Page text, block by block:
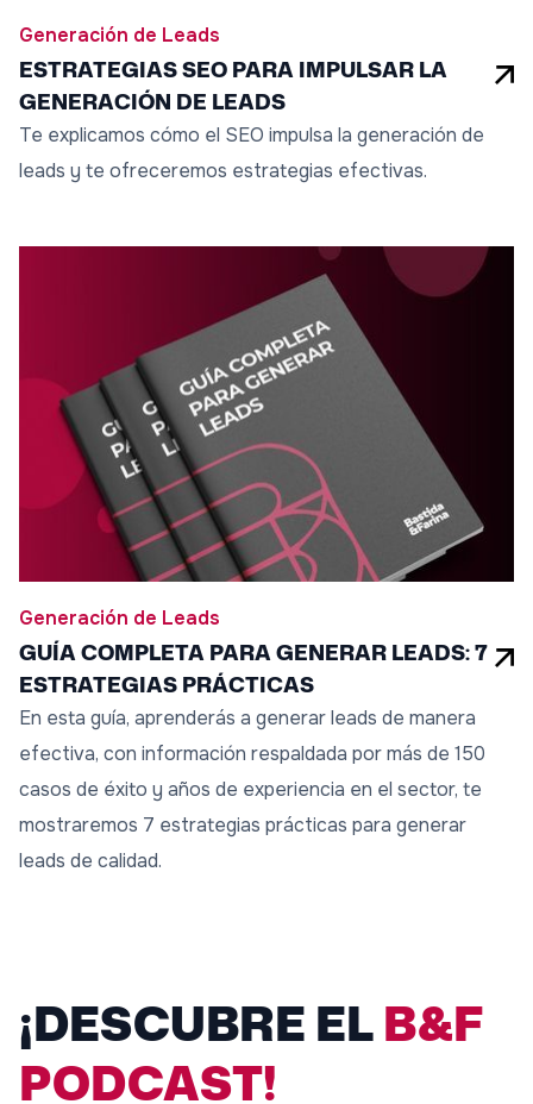
Generación de Leads
ESTRATEGIAS SEO PARA IMPULSAR LA
GENERACIÓN DE LEADS
Te explicamos cómo el SEO impulsa la generación de
leads y te ofreceremos estrategias efectivas.
Generación de Leads
GUÍA COMPLETA PARA GENERAR LEADS: 7
ESTRATEGIAS PRÁCTICAS
En esta guía, aprenderás a generar leads de manera
efectiva, con información respaldada por más de 150
casos de éxito y años de experiencia en el sector, te
mostraremos 7 estrategias prácticas para generar
leads de calidad.
¡DESCUBRE ELB&F
PODCAST!